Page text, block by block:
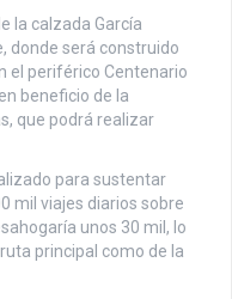
la calzada García
donde será construido
el periférico Centenario
beneficio de la
que podrá realizar
para sustentar
mil viajes diarios sobre
unos 30 mil, lo
principal como de la